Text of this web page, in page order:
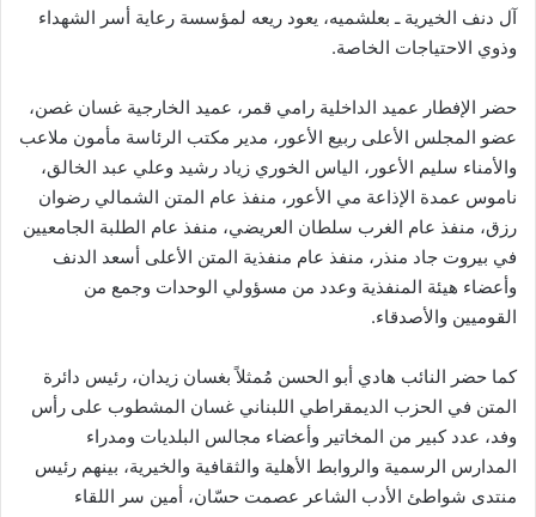
آل دنف الخيرية ـ بعلشميه، يعود ريعه لمؤسسة رعاية أسر الشهداء
وذوي الاحتياجات الخاصة.
حضر الإفطار عميد الداخلية رامي قمر، عميد الخارجية غسان غصن،
عضو المجلس الأعلى ربيع الأعور، مدير مكتب الرئاسة مأمون ملاعب
والأمناء سليم الأعور، الياس الخوري زياد رشيد وعلي عبد الخالق،
ناموس عمدة الإذاعة مي الأعور، منفذ عام المتن الشمالي رضوان
رزق، منفذ عام الغرب سلطان العريضي، منفذ عام الطلبة الجامعيين
في بيروت جاد منذر، منفذ عام منفذية المتن الأعلى أسعد الدنف
وأعضاء هيئة المنفذية وعدد من مسؤولي الوحدات وجمع من
القوميين والأصدقاء.
كما حضر النائب هادي أبو الحسن مُمثلاً بغسان زيدان، رئيس دائرة
المتن في الحزب الديمقراطي اللبناني غسان المشطوب على رأس
وفد، عدد كبير من المخاتير وأعضاء مجالس البلديات ومدراء
المدارس الرسمية والروابط الأهلية والثقافية والخيرية، بينهم رئيس
منتدى شواطئ الأدب الشاعر عصمت حسّان، أمين سر اللقاء